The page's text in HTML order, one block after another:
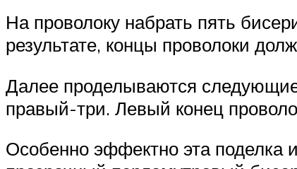
На проволоку набрать пять
результате, концы проволоки
Далее проделываются
правый-три. Левый конец
Особенно эффектно эта поделка